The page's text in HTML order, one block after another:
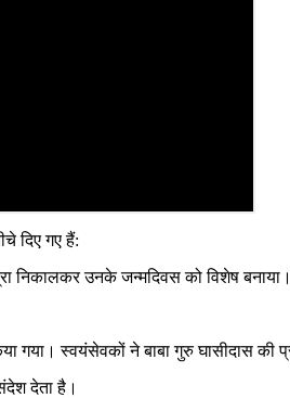
दिए गए हैं:
निकालकर उनके जन्मदिवस को विशेष बनाया।
गया। स्वयंसेवकों ने बाबा गुरु घासीदास की
देता है।